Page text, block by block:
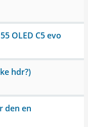
OLED C5 evo
hdr?)
den en